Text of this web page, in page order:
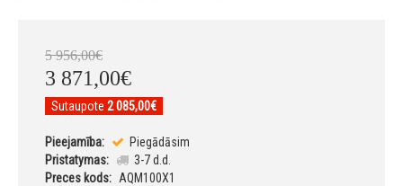
5 956,00€
3 871,00€
Sutaupote 2 085,00€
Pieejamība:
Piegādāsim
Pristatymas:
3-7 d.d.
Preces kods: AQM100X1